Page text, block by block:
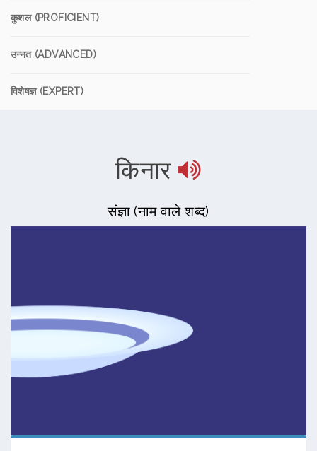
कुशल (PROFICIENT)
उन्नत (ADVANCED)
विशेषज्ञ (EXPERT)
किनार
संज्ञा (नाम वाले शब्द)